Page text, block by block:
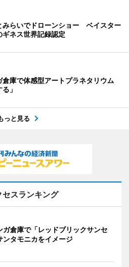
みらいでドローンショー ベイスター
ギネス世界記録認定
倉庫で体感型アートプラネタリウム
」
っと見る
セスランキング
ガ倉庫で「レッドブリックサンセ
タモニカをイメージ